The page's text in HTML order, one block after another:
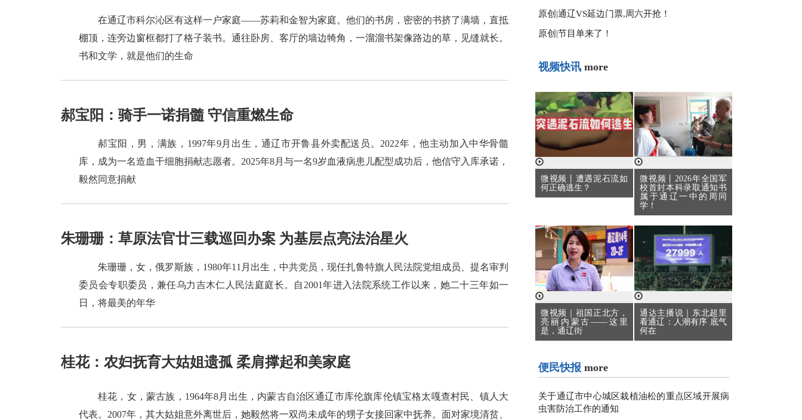
在通辽市科尔沁区有这样一户家庭——苏莉和金智为家庭。他们的书房，密密的书挤了满墙，直抵
棚顶，连旁边窗框都打了格子装书。通往卧房、客厅的墙边犄角，一溜溜书架像路边的草，见缝就长。
书和文学，就是他们的生命
郝宝阳：骑手一诺捐髓 守信重燃生命
郝宝阳，男，满族，1997年9月出生，通辽市开鲁县外卖配送员。2022年，他主动加入中华骨髓
库，成为一名造血干细胞捐献志愿者。2025年8月与一名9岁血液病患儿配型成功后，他信守入库承诺，
毅然同意捐献
朱珊珊：草原法官廿三载巡回办案 为基层点亮法治星火
朱珊珊，女，俄罗斯族，1980年11月出生，中共党员，现任扎鲁特旗人民法院党组成员、提名审判
委员会专职委员，兼任乌力吉木仁人民法庭庭长。自2001年进入法院系统工作以来，她二十三年如一
日，将最美的年华
桂花：农妇抚育大姑姐遗孤 柔肩撑起和美家庭
桂花，女，蒙古族，1964年8月出生，内蒙古自治区通辽市库伦旗库伦镇宝格太嘎查村民、镇人大
代表。2007年，其大姑姐意外离世后，她毅然将一双尚未成年的甥子女接回家中抚养。面对家境清贫、
原创|通辽VS延边门票,周六开抢！
原创|节目单来了！
视频快讯 more
微视频丨遭遇泥石流如
何正确逃生？
微视频丨2026年全国军
校首封本科录取通知书
属于通辽一中的周同
学！
微视频｜祖国正北方，
亮丽内蒙古——这里
是，通辽街
通达主播说｜东北超里
看通辽：人潮有序 底气
何在
便民快报 more
关于通辽市中心城区栽植油松的重点区域开展病
虫害防治工作的通知